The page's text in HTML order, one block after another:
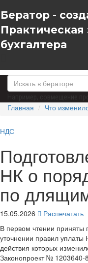
Бератор -
бухгалтера
Главная Что
НДС
НК о
по
15.05.2026
Распечатать
В первом чтении приняты
уточнении правил
действия которых
Законопроект № 1203640-